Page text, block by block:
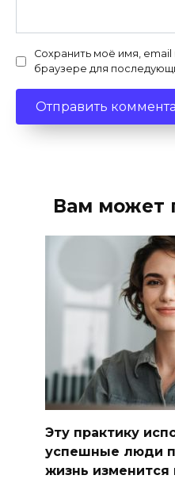
Сохранить моё имя, email
браузере для
Вам может
Эту практику
успешные люди
жизнь